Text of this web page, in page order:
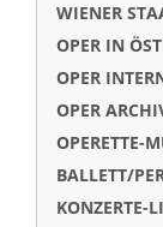
WIENER
OPER IN
OPER
OPER
OPERETTE-
BALLETT/
KONZERTE-